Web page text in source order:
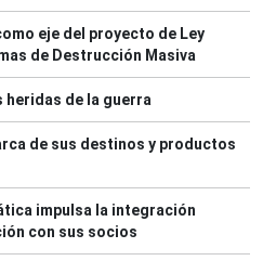
eje del proyecto de Ley
de Destrucción Masiva
heridas de la guerra
de sus destinos y productos
impulsa la integración
con sus socios